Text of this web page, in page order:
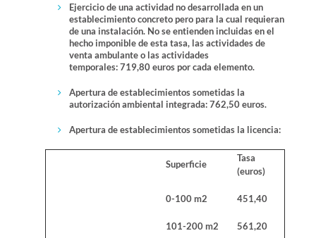
Ejercicio de una actividad no desarrollada en un
establecimiento concreto pero para la cual requieran
de una instalación. No se entienden incluidas en el
hecho imponible de esta tasa, las actividades de
venta ambulante o las actividades
temporales: 719,80 euros por cada elemento.
Apertura de establecimientos sometidas la
autorización ambiental integrada: 762,50 euros.
Apertura de establecimientos sometidas la licencia:
Superficie
Tasa
(euros)
0-100 m2 451,40
101-200 m2 561,20